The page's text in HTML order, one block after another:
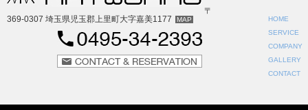
〒
369-0307 埼玉県児玉郡上里町大字嘉美1177
MAP
HOME
SERVICE
COMPANY
GALLERY
CONTACT